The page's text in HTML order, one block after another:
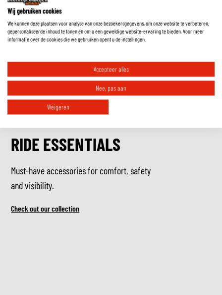
FAQ
RIDE ESSENTIALS
Must-have accessories for comfort, safety
and visibility.
Check out our collection
Wij gebruiken cookies
We kunnen deze plaatsen voor analyse van onze bezoekersgegevens, om onze website te verbeteren,
gepersonaliseerde inhoud te tonen en om u een geweldige website-ervaring te bieden. Voor meer
informatie over de cookies die we gebruiken opent u de instellingen.
Accepteer alles
Nee, pas aan
Weigeren